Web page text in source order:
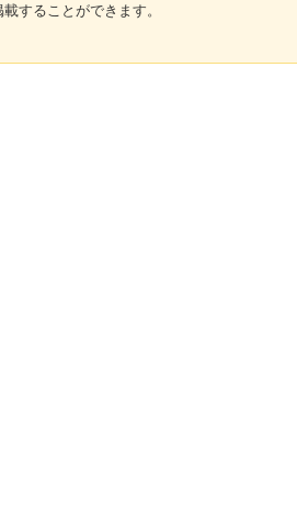
することができます。